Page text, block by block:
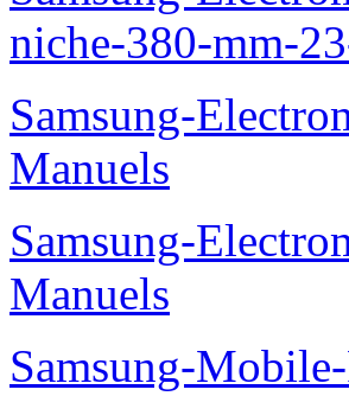
niche-380-mm-
Samsung-
Manuels
Samsung-
Manuels
Samsung-